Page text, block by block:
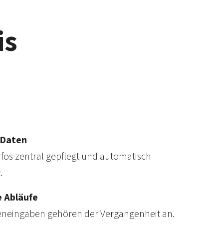
zentral gepflegt und auto­matisch
Abläufe
gehören der Ver­gangen­heit an.